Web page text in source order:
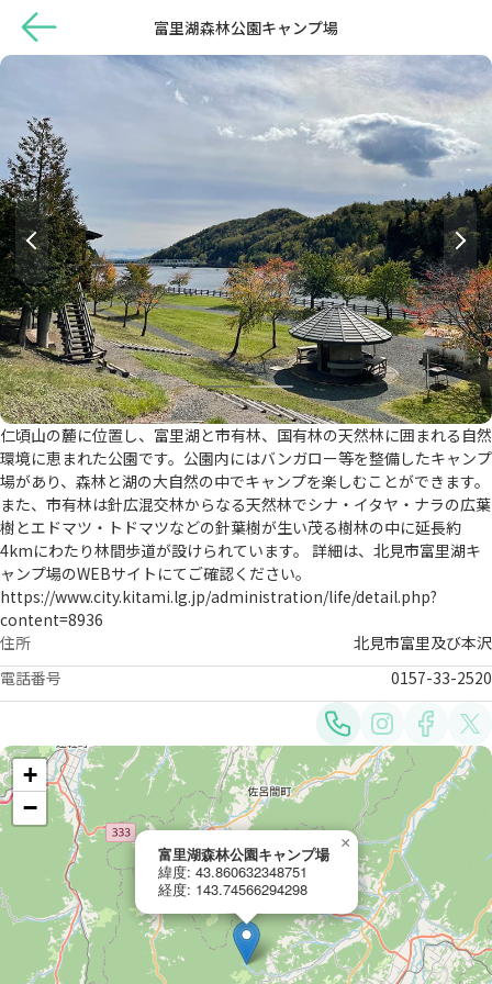
富里湖森林公園キャンプ場
仁頃山の麓に位置し、富里湖と市有林、国有林の天然林に囲まれる自然
環境に恵まれた公園です。公園内にはバンガロー等を整備したキャンプ
場があり、森林と湖の大自然の中でキャンプを楽しむことができます。
また、市有林は針広混交林からなる天然林でシナ・イタヤ・ナラの広葉
樹とエドマツ・トドマツなどの針葉樹が生い茂る樹林の中に延長約
4kmにわたり林間歩道が設けられています。 詳細は、北見市富里湖キ
ャンプ場のWEBサイトにてご確認ください。
https://www.city.kitami.lg.jp/administration/life/detail.php?
content=8936
住所
北見市富里及び本沢
電話番号
0157-33-2520
富里湖森林公園キャンプ場
緯度: 43.860632348751
経度: 143.74566294298
×
+
−